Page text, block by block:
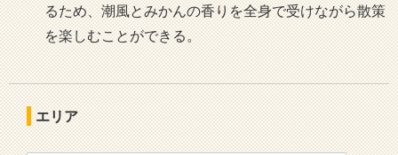
るため、潮風とみかんの香りを全身で受けながら散策
を楽しむことができる。
エリア